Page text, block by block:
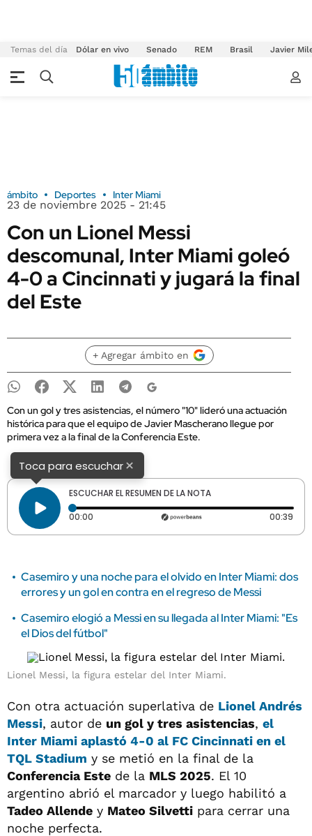
Temas del día Dólar en vivo Senado REM Brasil Javier
ámbito Deportes Inter Miami
23 de noviembre 2025 - 21:45
Con un Lionel Messi
descomunal, Inter Miami goleó
4-0 a Cincinnati y jugará la final
del Este
+ Agregar ámbito en
Con un gol y tres asistencias, el número "10" lideró una actuación
histórica para que el equipo de Javier Mascherano llegue por
primera vez a la final de la Conferencia Este.
Toca para escuchar×
ESCUCHAR EL RESUMEN DE LA NOTA
00:00 Tiempo transcurrido: 0 segundos 00:39
Casemiro y una noche para el olvido en Inter Miami: dos
errores y un gol en contra en el regreso de Messi
Casemiro elogió a Messi en su llegada al Inter Miami: "Es
el Dios del fútbol"
Lionel Messi, la figura estelar del Inter Miami.
Con otra actuación superlativa de Lionel Andrés
Messi, autor de un gol y tres asistencias, el
Inter Miami aplastó 4-0 al FC Cincinnati en el
TQL Stadium y se metió en la final de la
Conferencia Este de la MLS 2025. El 10
argentino abrió el marcador y luego habilitó a
Tadeo Allende y Mateo Silvetti para cerrar una
noche perfecta.